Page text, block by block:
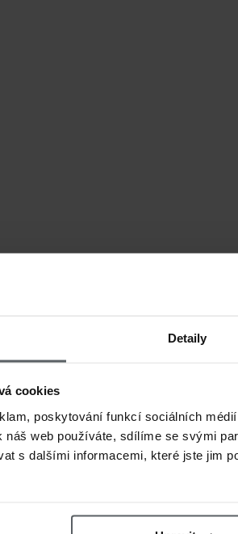
Detaily
cookies
poskytování funkcí sociálních
náš web používáte, sdílíme se svými
s dalšími informacemi, které jste jim